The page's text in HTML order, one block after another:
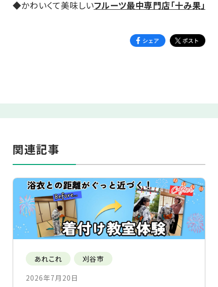
◆かわいくて美味しいフルーツ最中専門店「十み果」
関連記事
あれこれ
刈谷市
2026年7月20日